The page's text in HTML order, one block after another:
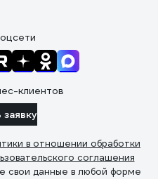
клиентов
в отношении обработки
соглашения
свои данные в любой форме